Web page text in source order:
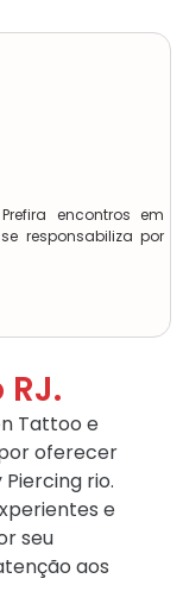
encontros em
responsabiliza por
Tattoo e
oferecer
rio.
e
seu
aos